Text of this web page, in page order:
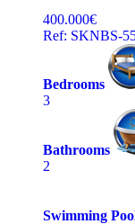
400.000€
Ref: SKNBS-
Bedrooms
3
Bathrooms
2
Swimming